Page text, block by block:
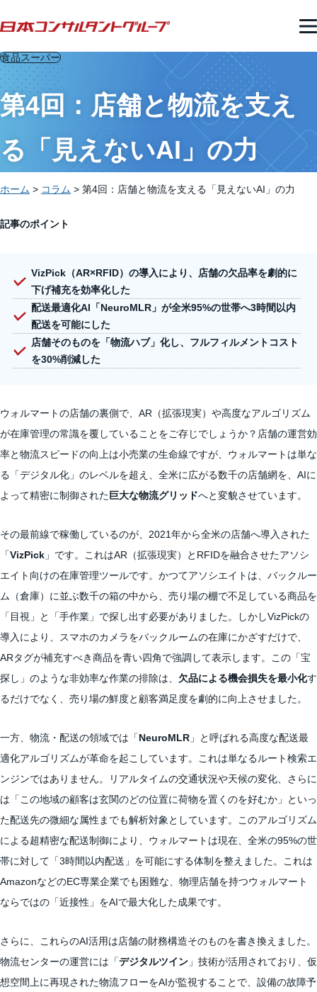
食品スーパー
第4回：店舗と物流を支え
る「見えないAI」の力
ホーム > コラム > 第4回：店舗と物流を支える「見えないAI」の力
記事のポイント
VizPick（AR×RFID）の導入により、店舗の欠品率を劇的に
下げ補充を効率化した
配送最適化AI「NeuroMLR」が全米95%の世帯へ3時間以内
配送を可能にした
店舗そのものを「物流ハブ」化し、フルフィルメントコスト
を30%削減した
ウォルマートの店舗の裏側で、AR（拡張現実）や高度なアルゴリズム
が在庫管理の常識を覆していることをご存じでしょうか？店舗の運営効
率と物流スピードの向上は小売業の生命線ですが、ウォルマートは単な
る「デジタル化」のレベルを超え、全米に広がる数千の店舗網を、AIに
よって精密に制御された 巨大な物流グリッドへと変貌させています。
その最前線で稼働しているのが、2021年から全米の店舗へ導入された
「VizPick 」です。これはAR（拡張現実）とRFIDを融合させたアソシ
エイト向けの在庫管理ツールです。かつてアソシエイトは、バックルー
ム（倉庫）に並ぶ数千の箱の中から、売り場の棚で不足している商品を
「目視」と「手作業」で探し出す必要がありました。しかしVizPickの
導入により、スマホのカメラをバックルームの在庫にかざすだけで、
ARタグが補充すべき商品を青い四角で強調して表示します。この「宝
探し」のような非効率な作業の排除は、 欠品による機会損失を最小化す
るだけでなく、売り場の鮮度と顧客満足度を劇的に向上させました。
一方、物流・配送の領域では「NeuroMLR 」と呼ばれる高度な配送最
適化アルゴリズムが革命を起こしています。これは単なるルート検索エ
ンジンではありません。リアルタイムの交通状況や天候の変化、さらに
は「この地域の顧客は玄関のどの位置に荷物を置くのを好むか」といっ
た配送先の微細な属性までも解析対象としています。このアルゴリズム
による超精密な配送制御により、ウォルマートは現在、全米の95%の世
帯に対して「3時間以内配送」を可能にする体制を整えました。これは
AmazonなどのEC専業企業でも困難な、物理店舗を持つウォルマート
ならではの「近接性」をAIで最大化した成果です。
さらに、これらのAI活用は店舗の財務構造そのものを書き換えました。
物流センターの運営には「デジタルツイン 」技術が活用されており、仮
想空間上に再現された物流フローをAIが監視することで、設備の故障予